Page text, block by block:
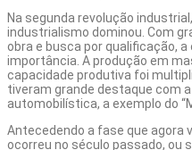
Na segunda revolução
industrialismo dominou. Com
obra e busca por qualificação,
importância. A produção em
capacidade produtiva foi
tiveram grande destaque com
automobilística, a exemplo do
Antecedendo a fase que agora
ocorreu no século passado, ou